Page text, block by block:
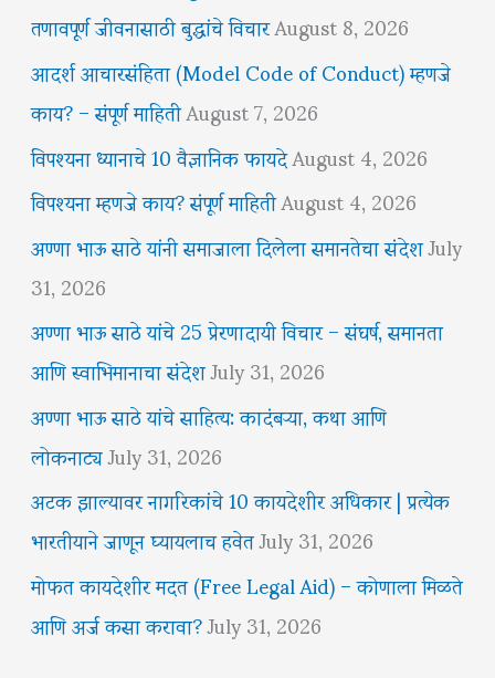
तणावपूर्ण जीवनासाठी बुद्धांचे विचारAugust 8, 2026
आदर्श आचारसंहिता (Model Code of Conduct) म्हणजे
काय? – संपूर्ण माहितीAugust 7, 2026
विपश्यना ध्यानाचे 10 वैज्ञानिक फायदेAugust 4, 2026
विपश्यना म्हणजे काय? संपूर्ण माहितीAugust 4, 2026
अण्णा भाऊ साठे यांनी समाजाला दिलेला समानतेचा संदेशJuly
31, 2026
अण्णा भाऊ साठे यांचे 25 प्रेरणादायी विचार – संघर्ष, समानता
आणि स्वाभिमानाचा संदेशJuly 31, 2026
अण्णा भाऊ साठे यांचे साहित्य: कादंबऱ्या, कथा आणि
लोकनाट्यJuly 31, 2026
अटक झाल्यावर नागरिकांचे 10 कायदेशीर अधिकार | प्रत्येक
भारतीयाने जाणून घ्यायलाच हवेतJuly 31, 2026
मोफत कायदेशीर मदत (Free Legal Aid) – कोणाला मिळते
आणि अर्ज कसा करावा?July 31, 2026